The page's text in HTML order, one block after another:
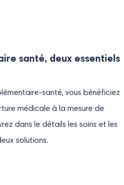
santé, deux essentiels
santé, vous bénéficiez
médicale à la mesure de
dans le détails les soins et les
solutions.